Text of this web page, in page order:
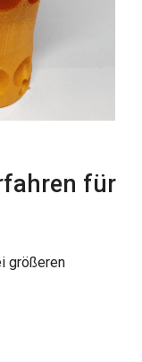
für
größeren